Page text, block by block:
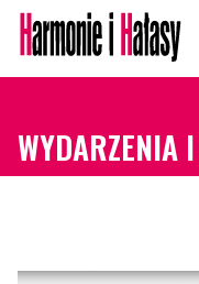
WYDARZENIA